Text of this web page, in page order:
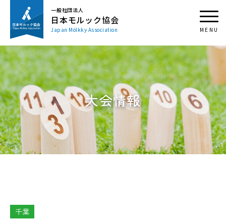
一般社団法人
日本モルック協会
Japan Mölkky Association
大会情報
千葉